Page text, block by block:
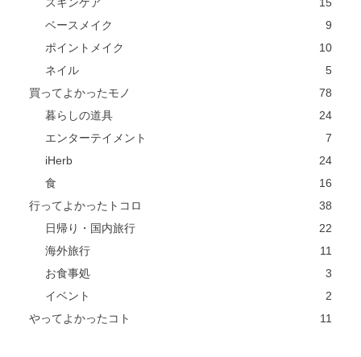
ベースメイク
9
ポイントメイク
10
ネイル
5
買ってよかったモノ
78
暮らしの道具
24
エンターテイメント
7
iHerb
24
食
16
行ってよかったトコロ
38
日帰り・国内旅行
22
海外旅行
11
お食事処
3
イベント
2
やってよかったコト
11